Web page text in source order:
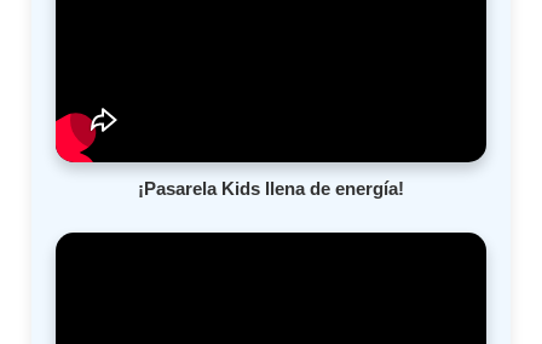
¡Pasarela Kids llena de energía!